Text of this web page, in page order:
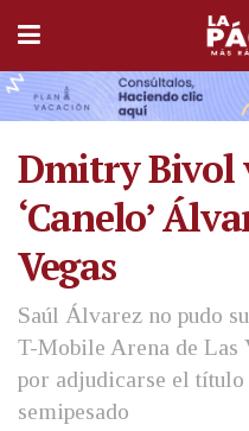
Dmitry Bivol
‘Canelo’
Vegas
Saúl Álvarez no pudo
T-Mobile Arena de Las
por adjudicarse el
semipesado